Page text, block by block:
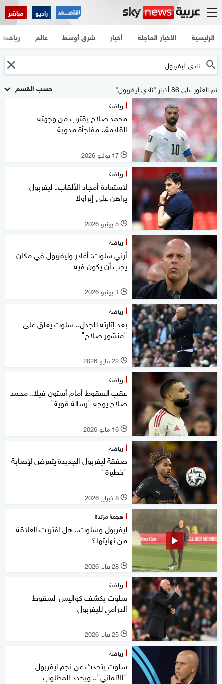
راديو مباشر
الرئيسية الأخبار العاجلة أخبار شرق أوسط عالم رياضة
حسب القسم تم العثور على 86 أخبار "نادي ليفربول"
رياضة
محمد صلاح يقترب من وجهته
القادمة.. مفاجأة مدوية
l 17 يوليو 2026
رياضة
لاستعادة أمجاد الألقاب.. ليفربول
يراهن على إيراولا
l 5 يونيو 2026
رياضة
أرني سلوت: أغادر وليفربول في مكان
يجب أن يكون فيه
l 1 يونيو 2026
رياضة
بعد إثارته للجدل.. سلوت يعلق على
"منشور صلاح"
l 22 مايو 2026
رياضة
عقب السقوط أمام أستون فيلا.. محمد
صلاح يوجه "رسالة قوية"
l 16 مايو 2026
رياضة
صفقة ليفربول الجديدة يتعرض لإصابة
"خطيرة"
l 8 فبراير 2026
هجمة مرتدة
ليفربول وسلوت.. هل اقتربت العلاقة
من نهايتها؟
l 28 يناير 2026
رياضة
سلوت يكشف كواليس السقوط
الدرامي لليفربول
l 25 يناير 2026
رياضة
سلوت يتحدث عن نجم ليفربول
"الألماني".. ويحدد المطلوب